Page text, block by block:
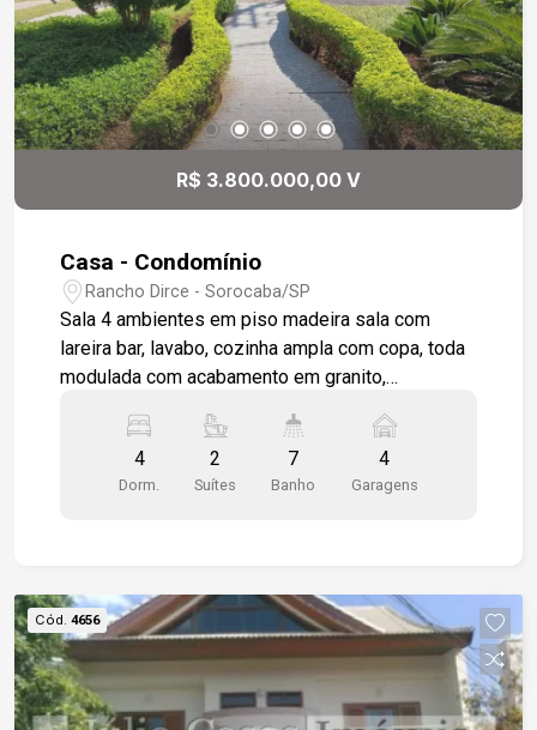
R$ 3.800.000,00 V
Casa - Condomínio
Rancho Dirce - Sorocaba/SP
Sala 4 ambientes em piso madeira sala com
lareira bar, lavabo, cozinha ampla com copa, toda
modulada com acabamento em granito,
hóspede, 4 dormitórios sendo 2 suítes 1 sendo
máster, com modulados, closet , piso em
madeira, todos com varanda em piso granito,
toda com excelente acabamento.
4
Dorm.
2
Suítes
7
Banho
4
Garagens
Cód. 4656